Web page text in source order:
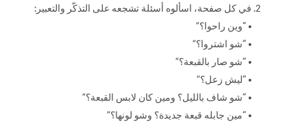
في كل صفحة، اسألوه أسئلة تشجعه على التذكّر والتعبير:
• “وين راحوا؟”
• “شو اشتروا؟”
• “شو صار بالقبعة؟”
• “ليش زعل؟”
• “شو شاف بالليل؟ ومين كان لابس القبعة؟”
• “مين جابله قبعة جديدة؟ وشو لونها؟”